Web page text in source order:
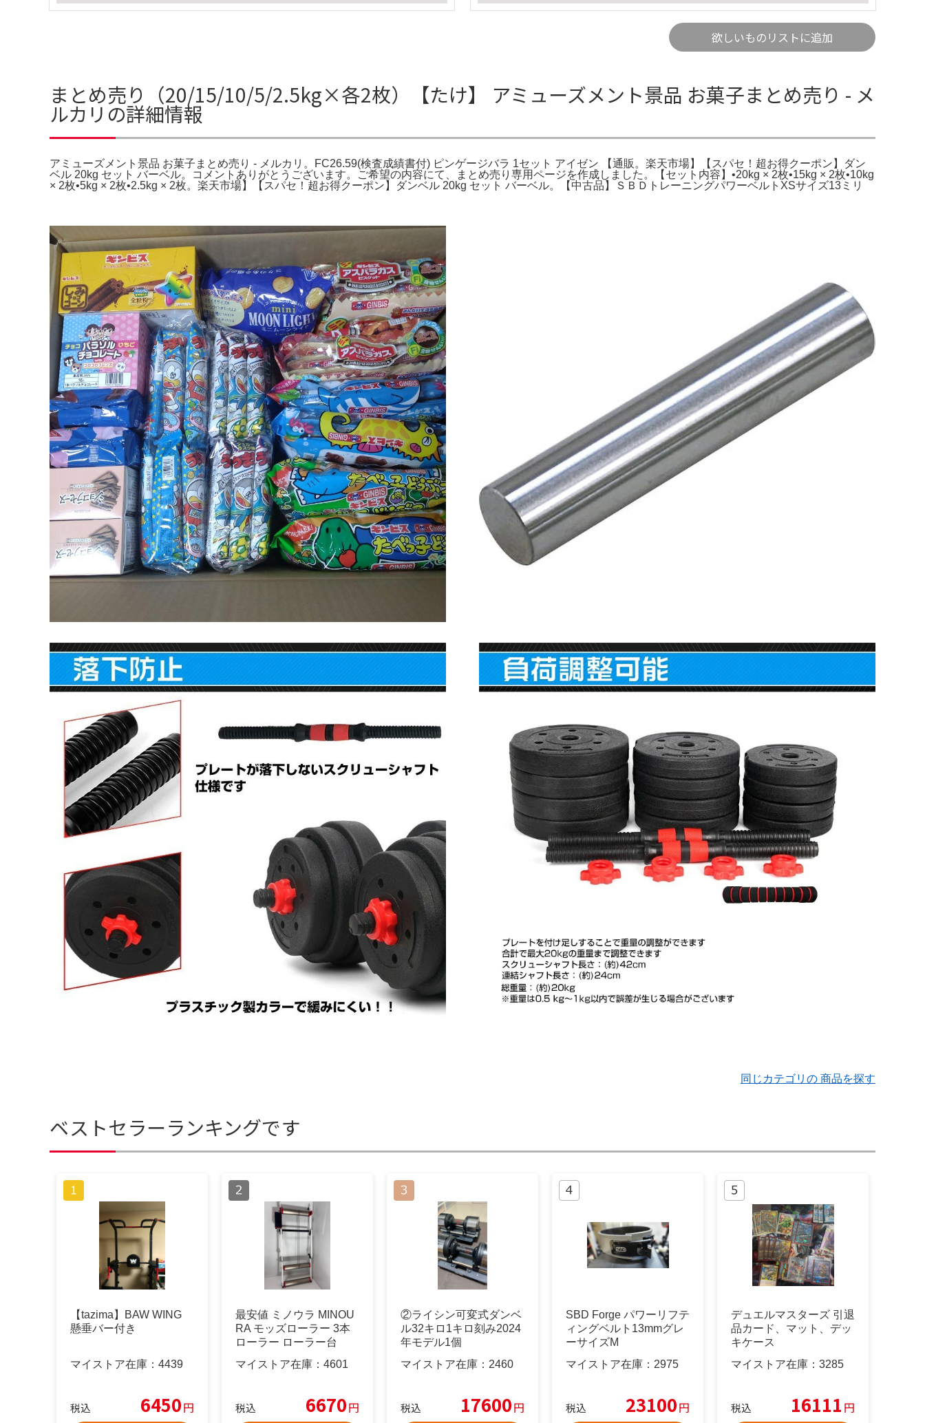
欲しいものリストに追加
まとめ売り（20/15/10/5/2.5kg×各2枚）【たけ】 アミューズメント景品 お菓子まとめ売り - メ
ルカリの詳細情報
アミューズメント景品 お菓子まとめ売り - メルカリ。FC26.59(検査成績書付) ピンゲージバラ 1セット アイゼン 【通販。楽天市場】【スパセ！超お得クーポン】ダン
ベル 20kg セット バーベル。コメントありがとうございます。ご希望の内容にて、まとめ売り専用ページを作成しました。【セット内容】•20kg × 2枚•15kg × 2枚•10kg
× 2枚•5kg × 2枚•2.5kg × 2枚。楽天市場】【スパセ！超お得クーポン】ダンベル 20kg セット バーベル。【中古品】ＳＢＤトレーニングパワーベルトXSサイズ13ミリ
同じカテゴリの 商品を探す
ベストセラーランキングです
【tazima】BAW WING
懸垂バー付き
マイストア在庫： 4439
税込 6450円
最安値 ミノウラ MINOU
RA モッズローラー 3本
ローラー ローラー台
マイストア在庫： 4601
税込 6670円
②ライシン可変式ダンベ
ル32キロ1キロ刻み2024
年モデル1個
マイストア在庫： 2460
税込 17600円
SBD Forge パワーリフテ
ィングベルト13mmグレ
ーサイズM
マイストア在庫： 2975
税込 23100円
デュエルマスターズ 引退
品カード、マット、デッ
キケース
マイストア在庫： 3285
税込 16111 円